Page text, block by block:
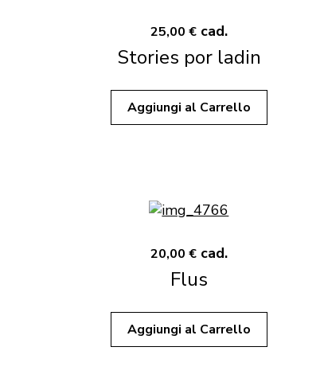
25,00 € cad.
Stories por ladin
Aggiungi al Carrello
20,00 € cad.
Flus
Aggiungi al Carrello